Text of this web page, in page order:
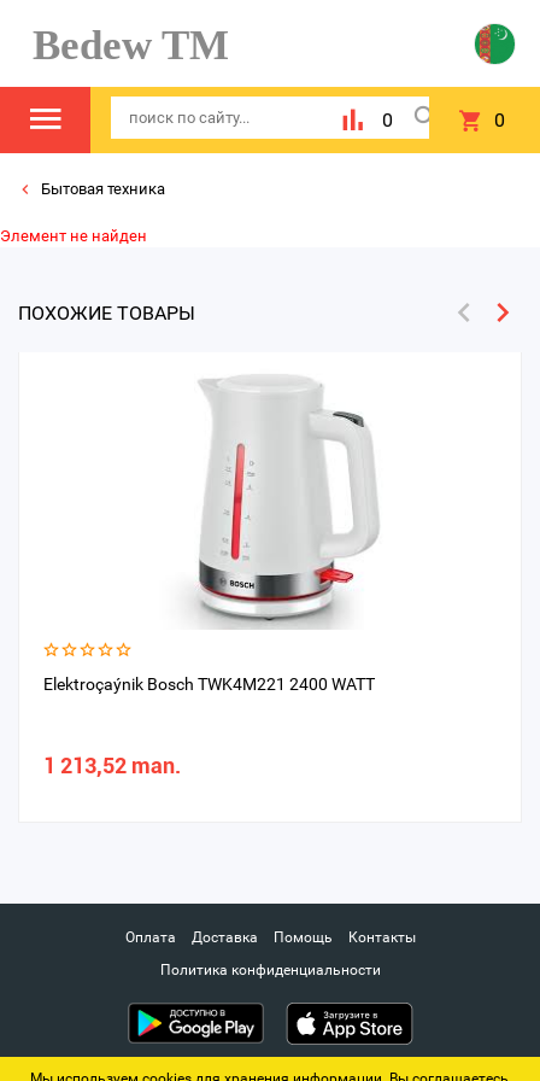
Bedew TM
0 0
Бытовая техника
Элемент не найден
ПОХОЖИЕ ТОВАРЫ
Elektroçaýnik Bosch TWK4M221 2400 WATT
1 213,52 man.
Оплата Доставка Помощь
Контакты
Политика конфиденциальности